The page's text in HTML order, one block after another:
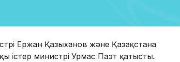
Ержан Қазыханов және Қазақстанға
істер министрі Урмас Паэт қатысты.